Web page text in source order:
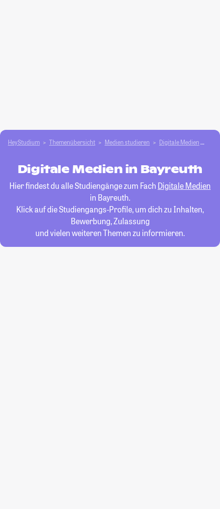
HeyStudium Themenübersicht Medien studieren Digitale Medien
Digitale Medien in Bayreuth
Hier findest du alle Studiengänge zum Fach Digitale Medien
in Bayreuth.
Klick auf die Studiengangs-Profile, um dich zu Inhalten,
Bewerbung, Zulassung
und vielen weiteren Themen zu informieren.